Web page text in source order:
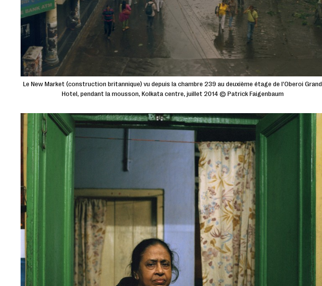
Le New Market (construction britannique) vu depuis la chambre 239 au deuxième étage de l’Oberoi Grand
Hotel, pendant la mousson, Kolkata centre, juillet 2014 © Patrick Faigenbaum